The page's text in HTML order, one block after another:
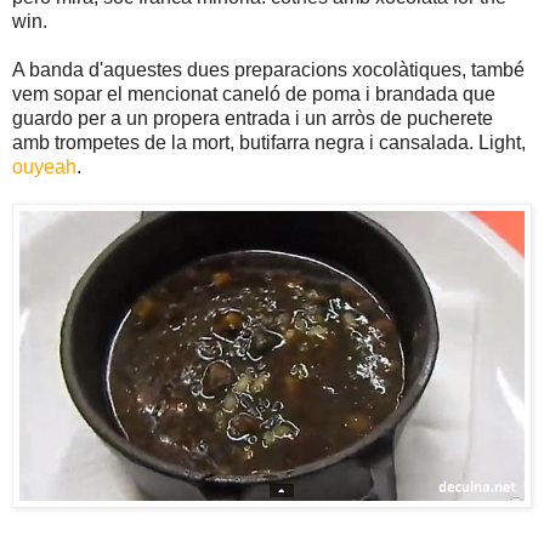
win.
A banda d'aquestes dues preparacions xocolàtiques, també
vem sopar el mencionat caneló de poma i brandada que
guardo per a un propera entrada i un arròs de pucherete
amb trompetes de la mort, butifarra negra i cansalada. Light,
ouyeah.